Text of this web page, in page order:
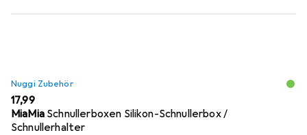
Nuggi Zubehör
EUR
17,99
MiaMia Schnullerboxen Silikon-Schnullerbox /
Schnullerhalter